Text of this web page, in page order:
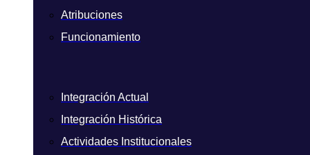
Atribuciones
Funcionamiento
Integración Actual
Integración Histórica
Actividades Institucionales